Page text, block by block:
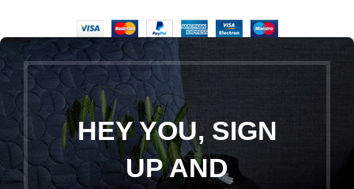
HEY YOU, SIGN
UP AND